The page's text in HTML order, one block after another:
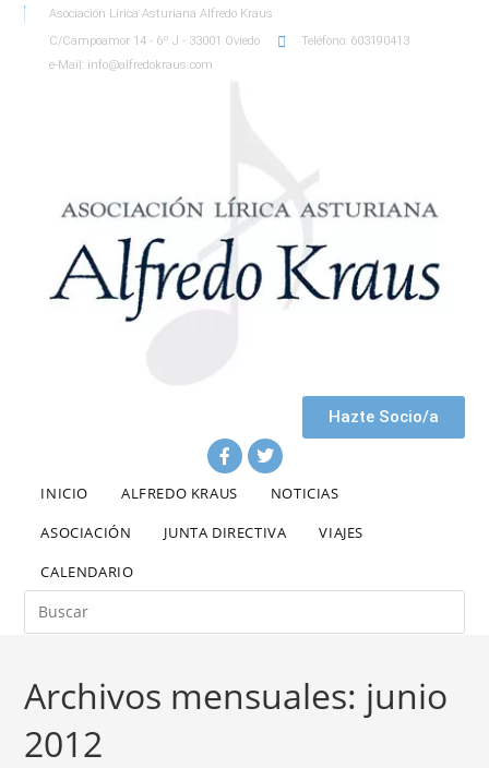
Asociación Lírica Asturiana Alfredo Kraus
C/Campoamor 14 - 6º J - 33001 Oviedo
Teléfono: 603190413
e-Mail: info@alfredokraus.com
Hazte Socio/a
INICIO ALFREDO KRAUS
NOTICIAS
ASOCIACIÓN
JUNTA DIRECTIVA
VIAJES
CALENDARIO
Archivos mensuales: junio
2012